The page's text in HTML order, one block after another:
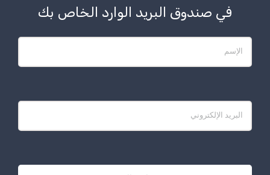
في صندوق البريد الوارد الخاص بك